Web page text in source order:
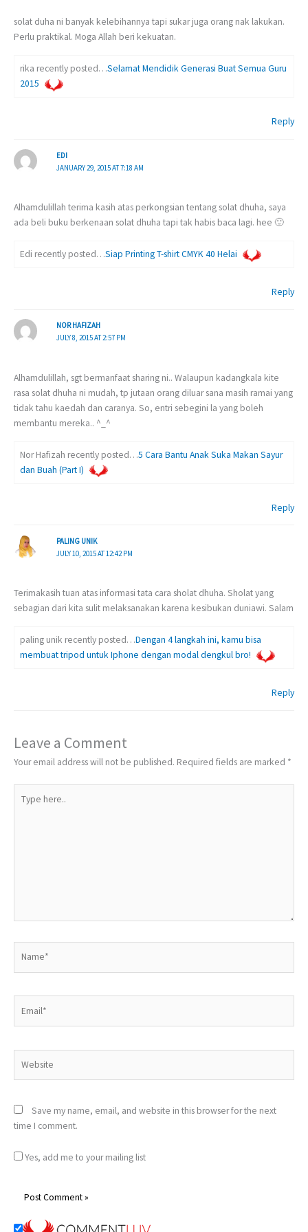
solat duha ni banyak kelebihannya tapi sukar juga orang nak lakukan.
Perlu praktikal. Moga Allah beri kekuatan.
rika recently posted…Selamat Mendidik Generasi Buat Semua Guru
2015
Reply
EDI
JANUARY 29, 2015 AT 7:18 AM
Alhamdulillah terima kasih atas perkongsian tentang solat dhuha, saya
ada beli buku berkenaan solat dhuha tapi tak habis baca lagi. hee 🙂
Edi recently posted…Siap Printing T-shirt CMYK 40 Helai
Reply
NOR HAFIZAH
JULY 8, 2015 AT 2:57 PM
Alhamdulillah, sgt bermanfaat sharing ni.. Walaupun kadangkala kite
rasa solat dhuha ni mudah, tp jutaan orang diluar sana masih ramai yang
tidak tahu kaedah dan caranya. So, entri sebegini la yang boleh
membantu mereka.. ^_^
Nor Hafizah recently posted…5 Cara Bantu Anak Suka Makan Sayur
dan Buah (Part I)
Reply
PALING UNIK
JULY 10, 2015 AT 12:42 PM
Terimakasih tuan atas informasi tata cara sholat dhuha. Sholat yang
sebagian dari kita sulit melaksanakan karena kesibukan duniawi. Salam
paling unik recently posted…Dengan 4 langkah ini, kamu bisa
membuat tripod untuk Iphone dengan modal dengkul bro!
Reply
Leave a Comment
Your email address will not be published. Required fields are marked *
here..
Save my name, email, and website in this browser for the next
time I comment.
Yes, add me to your mailing list